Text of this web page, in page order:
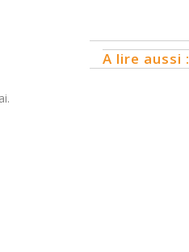
A lire aussi :